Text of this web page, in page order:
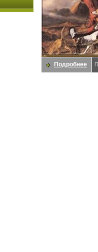
Подробнее